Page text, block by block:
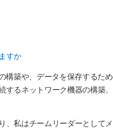
すか
構築や、データを保存するため
るネットワーク機器の構築、
、私はチームリーダーとしてメ